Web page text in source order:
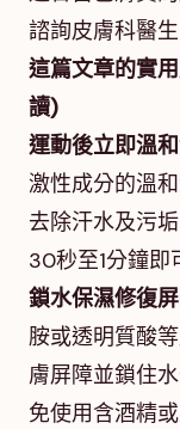
諮詢皮膚科醫生
這篇文章的實
讀)
運動後立即溫和
激性成分的溫
去除汗水及污
30秒至1分鐘即
鎖水保濕修復屏
胺或透明質酸
膚屏障並鎖住
免使用含酒精